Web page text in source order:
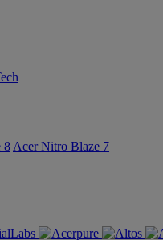
8 Acer Nitro Blaze 7